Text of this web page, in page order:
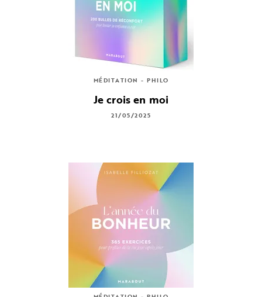
MÉDITATION - PHILO
Je crois en moi
21/05/2025